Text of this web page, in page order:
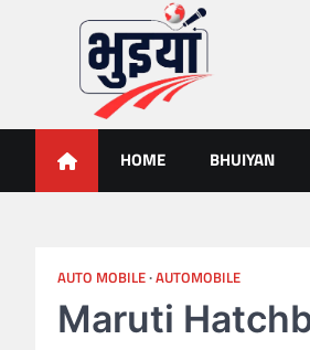
भुइयां,HOME BHUIYAN
AUTO MOBILE AUTOMOBILE
Maruti